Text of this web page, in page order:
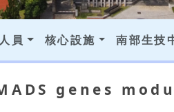
員 核心設施 南部生技
genes